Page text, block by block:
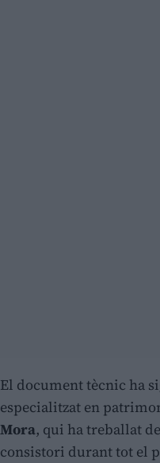
El document tècnic ha
especialitzat en
Mora, qui ha treballat
consistori durant tot el